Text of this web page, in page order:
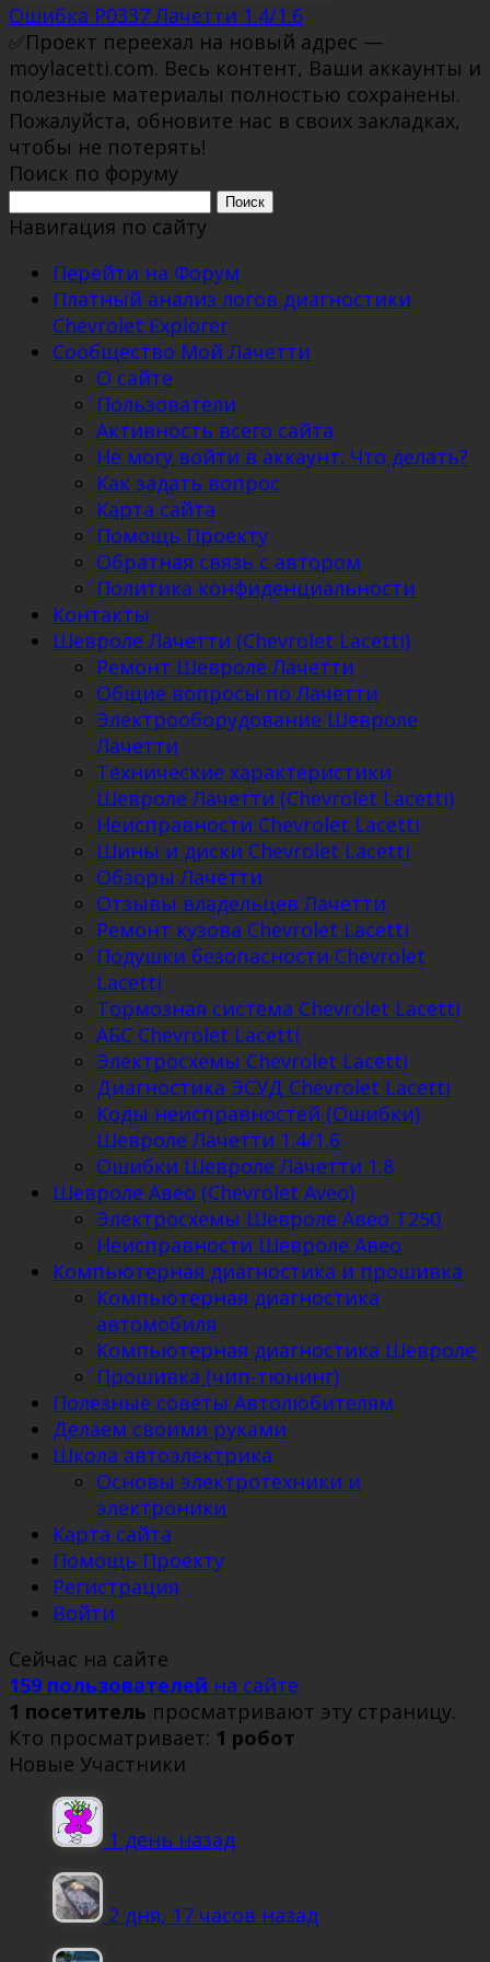
Ошибка P0337 Лачетти 1.4/1.6
✅Проект переехал на новый адрес —
moylacetti.com. Весь контент, Ваши аккаунты и
полезные материалы полностью сохранены.
Пожалуйста, обновите нас в своих закладках,
чтобы не потерять!
Поиск по форуму
Поиск:
Навигация по сайту
Перейти на Форум
Платный анализ логов диагностики
Chevrolet Explorer
Сообщество Мой Лачетти
О сайте
Пользователи
Активность всего сайта
Не могу войти в аккаунт. Что делать?
Как задать вопрос
Карта сайта
Помощь Проекту
Обратная связь с автором
Политика конфиденциальности
Контакты
Шевроле Лачетти (Chevrolet Lacetti)
Ремонт Шевроле Лачетти
Общие вопросы по Лачетти
Электрооборудование Шевроле
Лачетти
Технические характеристики
Шевроле Лачетти (Chevrolet Lacetti)
Неисправности Chevrolet Lacetti
Шины и диски Chevrolet Lacetti
Обзоры Лачетти
Отзывы владельцев Лачетти
Ремонт кузова Chevrolet Lacetti
Подушки безопасности Chevrolet
Lacetti
Тормозная система Chevrolet Lacetti
АБС Chevrolet Lacetti
Электросхемы Chevrolet Lacetti
Диагностика ЭСУД Chevrolet Lacetti
Коды неисправностей (Ошибки)
Шевроле Лачетти 1.4/1.6
Ошибки Шевроле Лачетти 1.8
Шевроле Авео (Chevrolet Aveo)
Электросхемы Шевроле Авео Т250
Неисправности Шевроле Авео
Компьютерная диагностика и прошивка
Компьютерная диагностика
автомобиля
Компьютерная диагностика Шевроле
Прошивка (чип-тюнинг)
Полезные советы Автолюбителям
Делаем своими руками
Школа автоэлектрика
Основы электротехники и
электроники
Карта сайта
Помощь Проекту
Регистрация
Войти
Сейчас на сайте
159 пользователей на сайте
1 посетитель просматривают эту страницу.
Кто просматривает: 1 робот
Новые Участники
1 день назад
2 дня, 17 часов назад